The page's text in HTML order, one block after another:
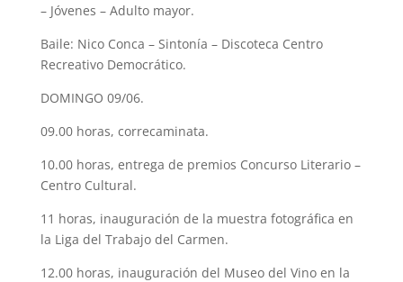
– Jóvenes – Adulto mayor.
Baile: Nico Conca – Sintonía – Discoteca Centro
Recreativo Democrático.
DOMINGO 09/06.
09.00 horas, correcaminata.
10.00 horas, entrega de premios Concurso Literario –
Centro Cultural.
11 horas, inauguración de la muestra fotográfica en
la Liga del Trabajo del Carmen.
12.00 horas, inauguración del Museo del Vino en la